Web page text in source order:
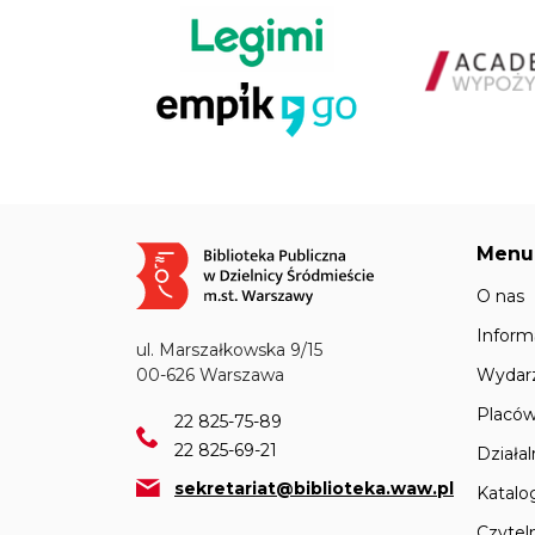
Obraz
ul. Marszałkowska 9/15
00-626 Warszawa
22 825-75-89
22 825-69-21
sekretariat@biblioteka.waw.pl
Menu
O nas